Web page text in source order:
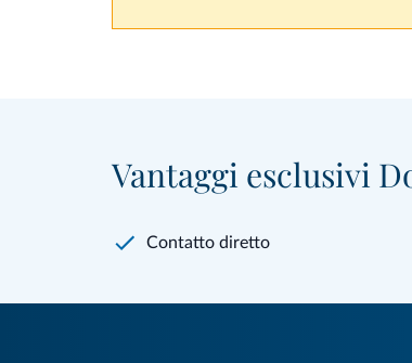
Vantaggi esclusivi
Contatto diretto